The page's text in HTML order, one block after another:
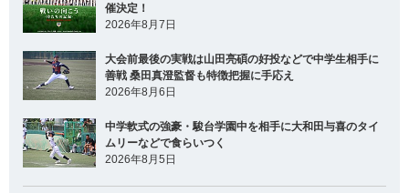
催決定！
2026年8月7日
大会前最後の実戦は山田亮碩の好投などで中学生相手に
善戦 桑田真澄監督も特徴把握に手応え
2026年8月6日
中学軟式の強豪・駿台学園中を相手に大和田与喜のタイ
ムリーなどで食らいつく
2026年8月5日